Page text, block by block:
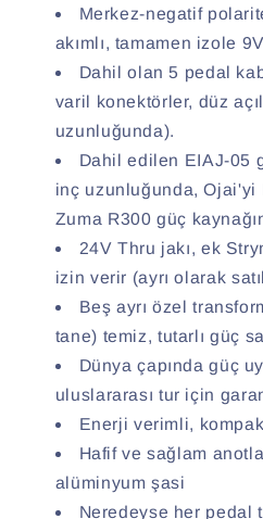
Merkez-negatif
akımlı, tamamen izole 9V
Dahil olan 5 pedal
varil konektörler, düz
uzunluğunda).
Dahil edilen EIAJ-05
inç uzunluğunda, Ojai'yi
Zuma R300 güç
24V Thru jakı, ek
izin verir (ayrı olarak
Beş ayrı özel
tane) temiz, tutarlı güç
Dünya çapında güç
uluslararası tur için
Enerji verimli,
Hafif ve sağlam
alüminyum şasi
Neredeyse her pedal